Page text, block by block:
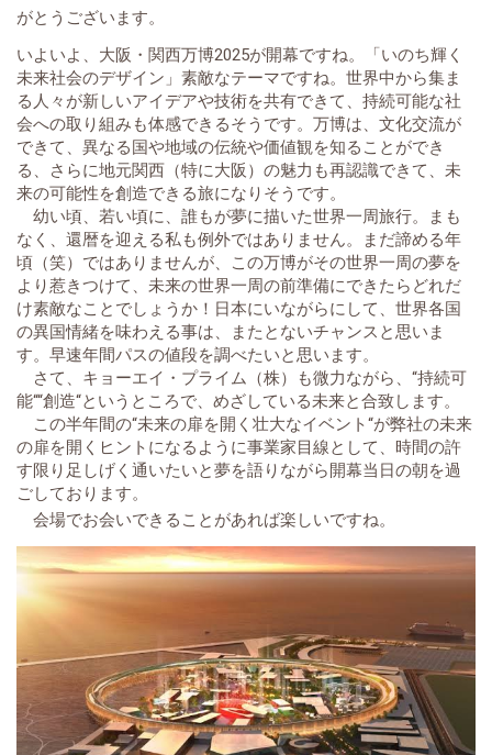
がとうございます。
いよいよ、大阪・関西万博2025が開幕ですね。「いのち輝く
未来社会のデザイン」素敵なテーマですね。世界中から集ま
る人々が新しいアイデアや技術を共有できて、持続可能な社
会への取り組みも体感できるそうです。万博は、文化交流が
できて、異なる国や地域の伝統や価値観を知ることができ
る、さらに地元関西（特に大阪）の魅力も再認識できて、未
来の可能性を創造できる旅になりそうです。
幼い頃、若い頃に、誰もが夢に描いた世界一周旅行。まも
なく、還暦を迎える私も例外ではありません。まだ諦める年
頃（笑）ではありませんが、この万博がその世界一周の夢を
より惹きつけて、未来の世界一周の前準備にできたらどれだ
け素敵なことでしょうか！日本にいながらにして、世界各国
の異国情緒を味わえる事は、またとないチャンスと思いま
す。早速年間パスの値段を調べたいと思います。
さて、キョーエイ・プライム（株）も微力ながら、“持続可
能““創造“というところで、めざしている未来と合致します。
この半年間の“未来の扉を開く壮大なイベント“が弊社の未来
の扉を開くヒントになるように事業家目線として、時間の許
す限り足しげく通いたいと夢を語りながら開幕当日の朝を過
ごしております。
会場でお会いできることがあれば楽しいですね。